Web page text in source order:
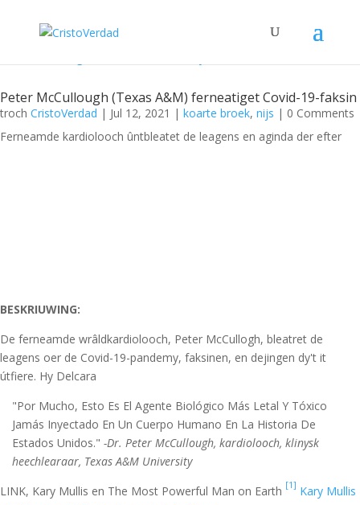
Peter McCullough (Texas A&M) ferneatiget Covid-19-faksin
troch CristoVerdad | Jul 12, 2021 | koarte broek, nijs | 0 Comments
Ferneamde kardiolooch ûntbleatet de leagens en aginda der efter
BESKRIUWING:
De ferneamde wrâldkardiolooch, Peter McCullogh, bleatret de
leagens oer de Covid-19-pandemy, faksinen, en dejingen dy't it
útfiere. Hy Delcara
"Por Mucho, Esto Es El Agente Biológico Más Letal Y Tóxico
Jamás Inyectado En Un Cuerpo Humano En La Historia De
Estados Unidos." -Dr. Peter McCullough, kardiolooch, klinysk
heechlearaar, Texas A&M University
LINK, Kary Mullis en The Most Powerful Man on Earth [1] Kary Mullis